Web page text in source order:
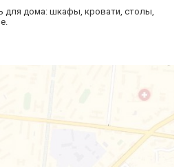
для дома: шкафы, кровати, столы,